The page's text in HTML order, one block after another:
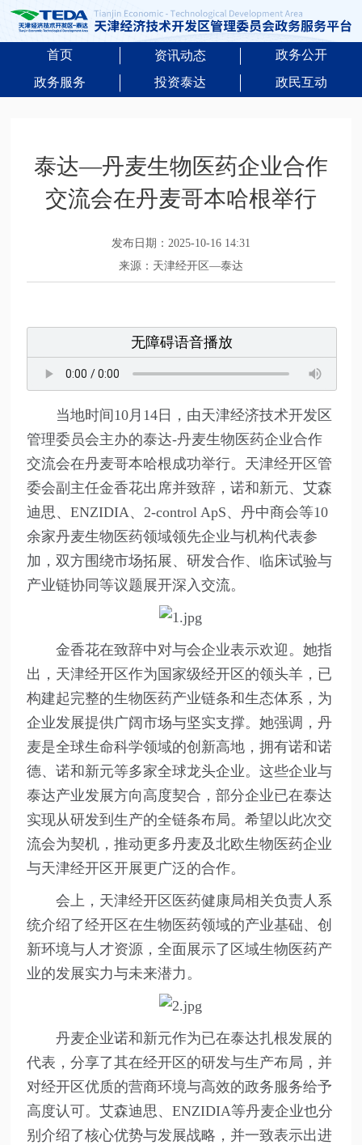
首页 资讯动态
政务公开
政务服务
投资泰达 政民互动
泰达—丹麦生物医药企业合作
交流会在丹麦哥本哈根举行
发布日期：2025-10-16 14:31
来源：天津经开区—泰达
无障碍语音播放
当地时间10月14日，由天津经济技术开发区
管理委员会主办的泰达-丹麦生物医药企业合作
交流会在丹麦哥本哈根成功举行。天津经开区管
委会副主任金香花出席并致辞，诺和新元、艾森
迪思、ENZIDIA、2-control ApS、丹中商会等10
余家丹麦生物医药领域领先企业与机构代表参
加，双方围绕市场拓展、研发合作、临床试验与
产业链协同等议题展开深入交流。
金香花在致辞中对与会企业表示欢迎。她指
出，天津经开区作为国家级经开区的领头羊，已
构建起完整的生物医药产业链条和生态体系，为
企业发展提供广阔市场与坚实支撑。她强调，丹
麦是全球生命科学领域的创新高地，拥有诺和诺
德、诺和新元等多家全球龙头企业。这些企业与
泰达产业发展方向高度契合，部分企业已在泰达
实现从研发到生产的全链条布局。希望以此次交
流会为契机，推动更多丹麦及北欧生物医药企业
与天津经开区开展更广泛的合作。
会上，天津经开区医药健康局相关负责人系
统介绍了经开区在生物医药领域的产业基础、创
新环境与人才资源，全面展示了区域生物医药产
业的发展实力与未来潜力。
丹麦企业诺和新元作为已在泰达扎根发展的
代表，分享了其在经开区的研发与生产布局，并
对经开区优质的营商环境与高效的政务服务给予
高度认可。艾森迪思、ENZIDIA等丹麦企业也分
别介绍了核心优势与发展战略，并一致表示出进